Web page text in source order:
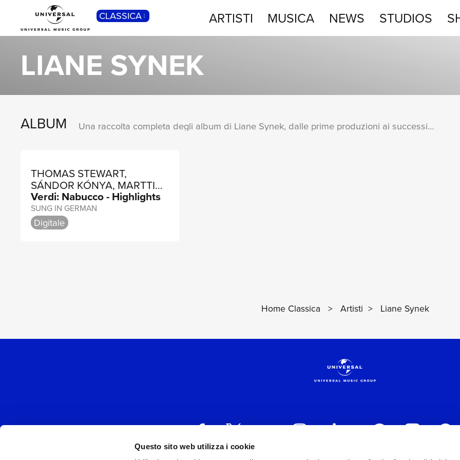
Questo sito web utilizza i cookie
CLASSICA ARTISTI MUSICA NEWS STUDIOS
LIANE SYNEK
ALBUM Una raccolta completa degli album di Liane Synek, dalle prime produzioni ai successi più recenti.
THOMAS STEWART,
SÁNDOR KÓNYA, MARTTI
TALVELA
Verdi: Nabucco - Highlights
SUNG IN GERMAN
Digitale
Home Classica > Artisti > Liane Synek
POP
Cantautori, Dance...
STUDIOS
SHOP